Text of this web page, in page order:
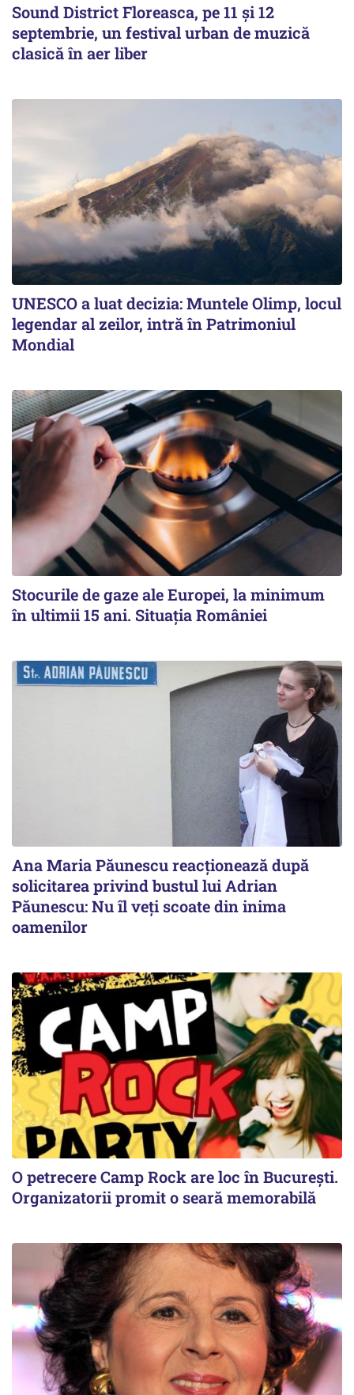
Sound District Floreasca, pe 11 și 12
septembrie, un festival urban de muzică
clasică în aer liber
UNESCO a luat decizia: Muntele Olimp, locul
legendar al zeilor, intră în Patrimoniul
Mondial
Stocurile de gaze ale Europei, la minimum
în ultimii 15 ani. Situația României
Ana Maria Păunescu reacționează după
solicitarea privind bustul lui Adrian
Păunescu: Nu îl veți scoate din inima
oamenilor
O petrecere Camp Rock are loc în București.
Organizatorii promit o seară memorabilă